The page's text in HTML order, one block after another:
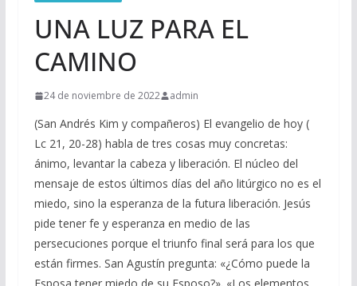
UNA LUZ PARA EL
CAMINO
24 de noviembre de 2022 admin
(San Andrés Kim y compañeros) El evangelio de hoy (
Lc 21, 20-28) habla de tres cosas muy concretas:
ánimo, levantar la cabeza y liberación. El núcleo del
mensaje de estos últimos días del año litúrgico no es el
miedo, sino la esperanza de la futura liberación. Jesús
pide tener fe y esperanza en medio de las
persecuciones porque el triunfo final será para los que
están firmes. San Agustín pregunta: «¿Cómo puede la